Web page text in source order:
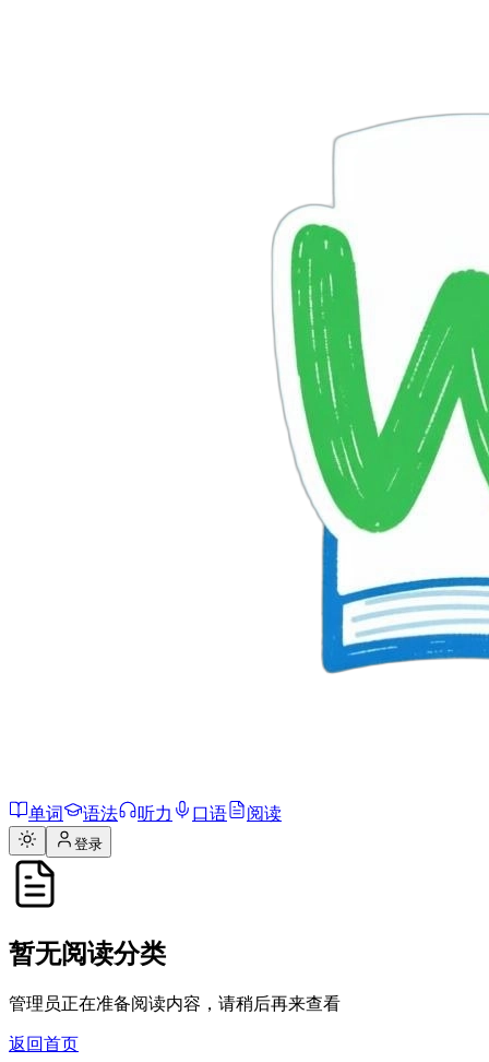
单词 语法 听力 口语 阅读
登录
暂无阅读分类
管理员正在准备阅读内容，请稍后再来查看
返回首页